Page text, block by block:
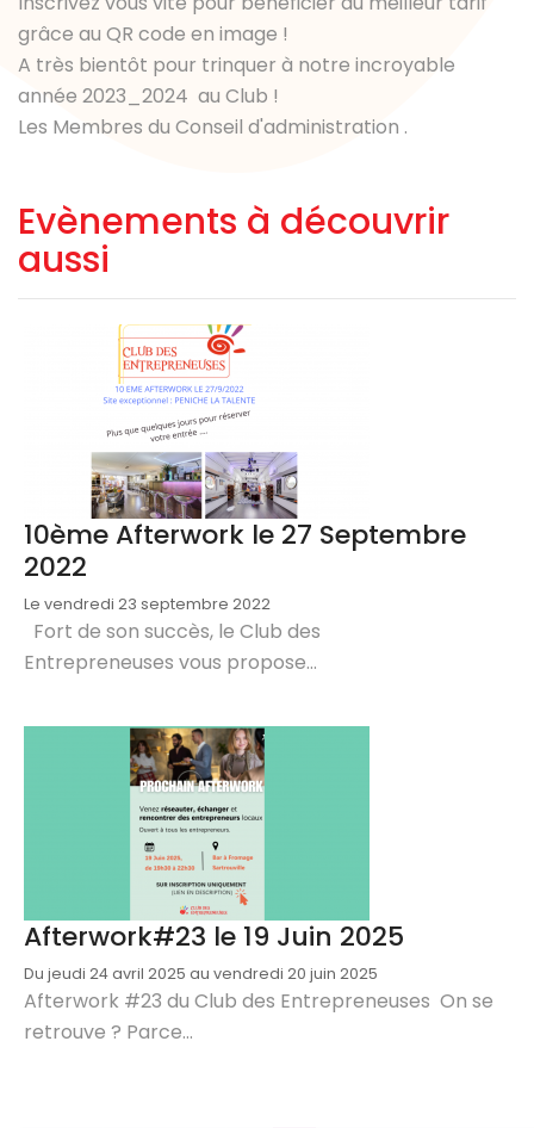
grâce au QR code en image !
A très bientôt pour trinquer à notre incroyable
année 2023_2024 au Club !
Les Membres du Conseil d'administration .
Evènements à découvrir
aussi
10ème Afterwork le 27 Septembre
2022
Le vendredi 23 septembre 2022
Fort de son succès, le Club des
Entrepreneuses vous propose...
Afterwork#23 le 19 Juin 2025
Du jeudi 24 avril 2025 au vendredi 20 juin 2025
Afterwork #23 du Club des Entrepreneuses On se
retrouve ? Parce...